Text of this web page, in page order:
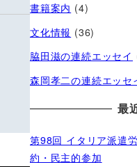
書籍案内 (4)
文化情報 (36)
脇田滋の連続エッセイ
森岡孝二の連続エッセ
最
第98回 イタリア派遣
約・民主的参加